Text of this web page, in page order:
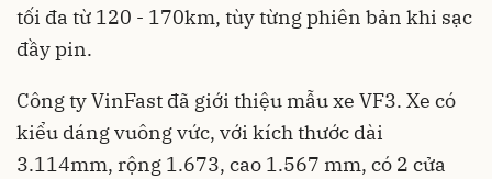
tối đa từ 120 - 170km, tùy từng phiên bản khi sạc
đầy pin.
Công ty VinFast đã giới thiệu mẫu xe VF3. Xe có
kiểu dáng vuông vức, với kích thước dài
3.114mm, rộng 1.673, cao 1.567 mm, có 2 cửa